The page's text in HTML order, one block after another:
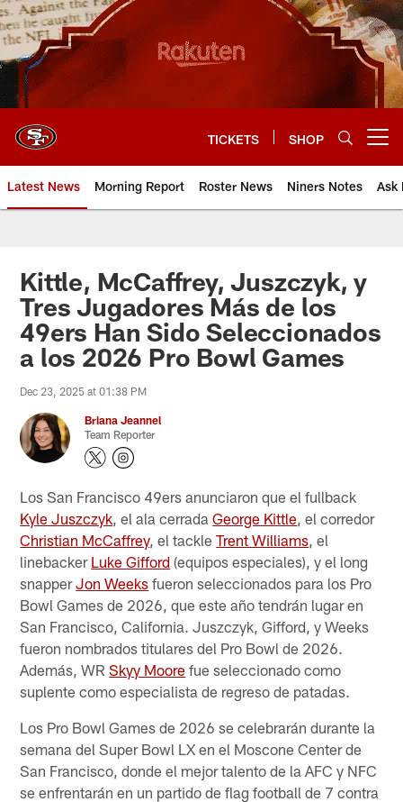
Skip
to
main
content
TICKETS SHOP
Latest News Morning Report Roster News Niners Notes Ask
Kittle, McCaffrey, Juszczyk, y
Tres Jugadores Más de los
49ers Han Sido Seleccionados
a los 2026 Pro Bowl Games
Dec 23, 2025 at 01:38 PM
Briana Jeannel
Team Reporter
Los San Francisco 49ers anunciaron que el fullback
Kyle Juszczyk , el ala cerradaGeorge Kittle , el corredor
Christian McCaffrey, el tackleTrent Williams , el
linebacker Luke Gifford (equipos especiales), y el long
snapperJon Weeks fueron seleccionados para los Pro
Bowl Games de 2026, que este año tendrán lugar en
San Francisco, California. Juszczyk, Gifford, y Weeks
fueron nombrados titulares del Pro Bowl de 2026.
Además, WRSkyy Moore fue seleccionado como
suplente como especialista de regreso de patadas.
Los Pro Bowl Games de 2026 se celebrarán durante la
semana del Super Bowl LX en el Moscone Center de
San Francisco, donde el mejor talento de la AFC y NFC
se enfrentarán en un partido de flag football de 7 contra